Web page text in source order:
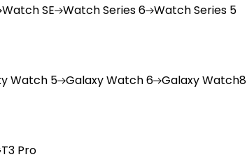
WatchSE WatchSeries 6 WatchSeries 5
Watch 5 GalaxyWatch 6 GalaxyWatch8
Pro